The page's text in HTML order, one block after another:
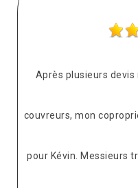
Après plusieurs
couvreurs, mon
pour Kévin. Messieurs